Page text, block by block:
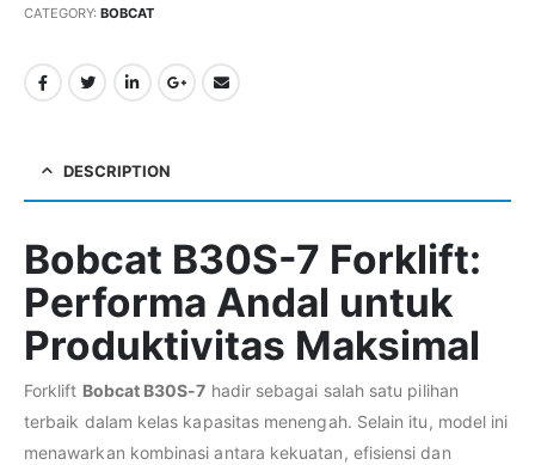
CATEGORY: BOBCAT
DESCRIPTION
Bobcat B30S-7 Forklift:
Performa Andal untuk
Produktivitas Maksimal
Forklift Bobcat B30S-7 hadir sebagai salah satu pilihan
terbaik dalam kelas kapasitas menengah. Selain itu, model ini
menawarkan kombinasi antara kekuatan, efisiensi dan